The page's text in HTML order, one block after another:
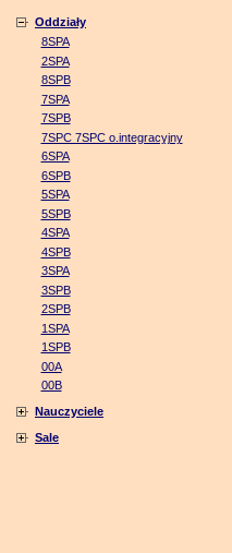
Oddziały
8SPA
2SPA
8SPB
7SPA
7SPB
7SPC 7SPC o.integracyjny
6SPA
6SPB
5SPA
5SPB
4SPA
4SPB
3SPA
3SPB
2SPB
1SPA
1SPB
00A
00B
Nauczyciele
Sale